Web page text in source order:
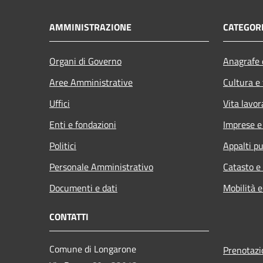
AMMINISTRAZIONE
Organi di Governo
Aree Amministrative
Uffici
Enti e fondazioni
Politici
Personale Amministrativo
Documenti e dati
Cultura
Vita
Imprese
Appalti
Catasto
Mobilità
CONTATTI
Comune di Longarone